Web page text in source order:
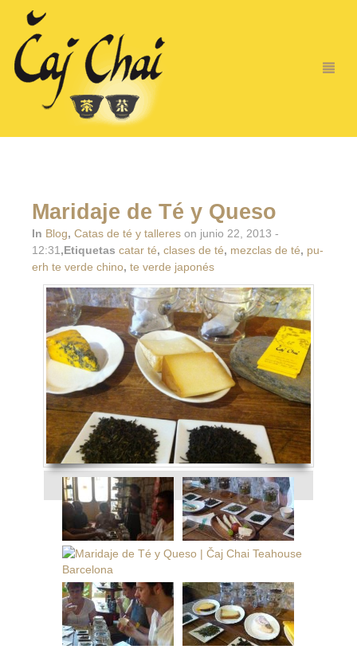
Maridaje de Té y Queso
In Blog, Catas de té y talleres on junio 22, 2013 -
12:31 ,Etiquetas catar té, clases de té, mezclas de té, pu-
erh te verde chino, te verde japonés